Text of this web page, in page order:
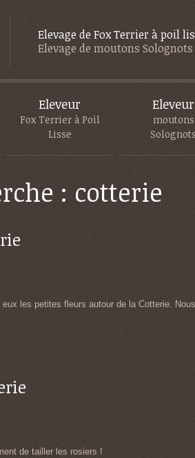
Elevage de Fox Terrier à poil
Elevage de moutons Solognots
Eleveur
Fox Terrier à Poil
Lisse
Eleveur
moutons
Solognots
: cotterie
les petites fleurs autour de la Cotterie.
de tailler les rosiers !